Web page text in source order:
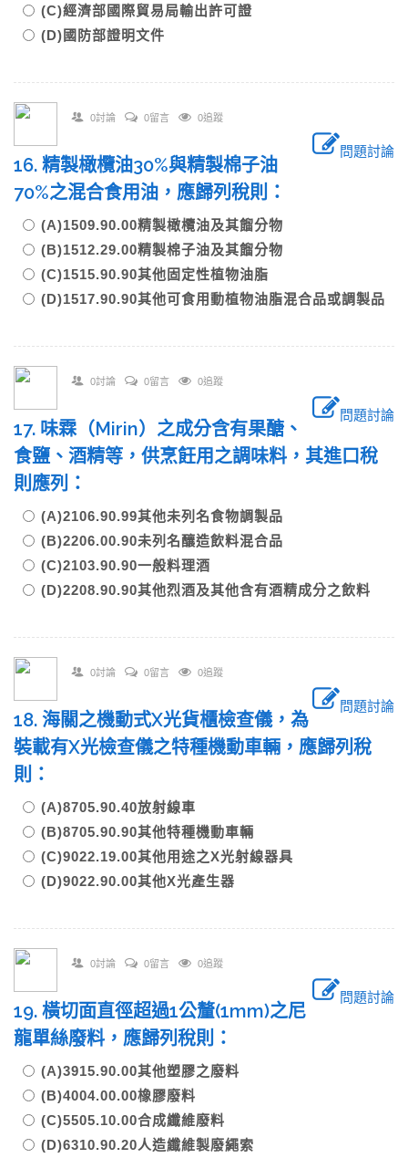
(C)經濟部國際貿易局輸出許可證
(D)國防部證明文件
0討論 0留言 0追蹤
問題討論
16. 精製橄欖油30%與精製棉子油
70%之混合食用油，應歸列稅則：
(A)1509.90.00精製橄欖油及其餾分物
(B)1512.29.00精製棉子油及其餾分物
(C)1515.90.90其他固定性植物油脂
(D)1517.90.90其他可食用動植物油脂混合品或調製品
0討論 0留言 0追蹤
問題討論
17. 味霖（Mirin）之成分含有果醣、
食鹽、酒精等，供烹飪用之調味料，其進口稅
則應列：
(A)2106.90.99其他未列名食物調製品
(B)2206.00.90未列名釀造飲料混合品
(C)2103.90.90一般料理酒
(D)2208.90.90其他烈酒及其他含有酒精成分之飲料
0討論 0留言 0追蹤
問題討論
18. 海關之機動式X光貨櫃檢查儀，為
裝載有X光檢查儀之特種機動車輛，應歸列稅
則：
(A)8705.90.40放射線車
(B)8705.90.90其他特種機動車輛
(C)9022.19.00其他用途之X光射線器具
(D)9022.90.00其他X光產生器
0討論 0留言 0追蹤
問題討論
19. 橫切面直徑超過1公釐(1mm)之尼
龍單絲廢料，應歸列稅則：
(A)3915.90.00其他塑膠之廢料
(B)4004.00.00橡膠廢料
(C)5505.10.00合成纖維廢料
(D)6310.90.20人造纖維製廢繩索